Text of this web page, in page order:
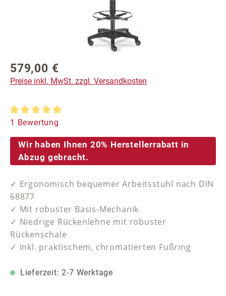
Regulärer Preis:
579,00 €
Preise inkl. MwSt. zzgl. Versandkosten
Durchschnittliche Bewertung von 5 von 5 Sternen
1 Bewertung
Wir haben Ihnen 20% Herstellerrabatt in
Abzug gebracht.
✓ Ergonomisch bequemer Arbeitsstuhl nach DIN
68877
✓ Mit robuster Basis-Mechanik
✓ Niedrige Rückenlehne mit robuster
Rückenschale
✓ Inkl. praktischem, chromatierten Fußring
Lieferzeit: 2-7 Werktage